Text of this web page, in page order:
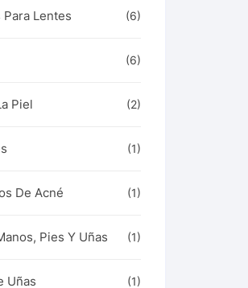
Lentes (6)
(6)
Piel (2)
(1)
De Acné (1)
Pies Y Uñas (1)
Uñas (1)